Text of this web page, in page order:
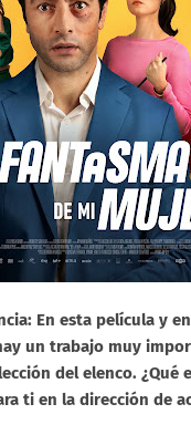
En esta película y
un trabajo muy
del elenco. ¿Qué
ti en la dirección de